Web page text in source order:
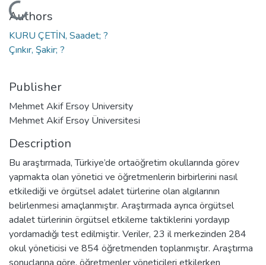
Loading...
Authors
KURU ÇETİN, Saadet; ?
Çınkır, Şakir; ?
Publisher
Mehmet Akif Ersoy University
Mehmet Akif Ersoy Üniversitesi
Description
Bu araştırmada, Türkiye’de ortaöğretim okullarında görev
yapmakta olan yönetici ve öğretmenlerin birbirlerini nasıl
etkilediği ve örgütsel adalet türlerine olan algılarının
belirlenmesi amaçlanmıştır. Araştırmada ayrıca örgütsel
adalet türlerinin örgütsel etkileme taktiklerini yordayıp
yordamadığı test edilmiştir. Veriler, 23 il merkezinden 284
okul yöneticisi ve 854 öğretmenden toplanmıştır. Araştırma